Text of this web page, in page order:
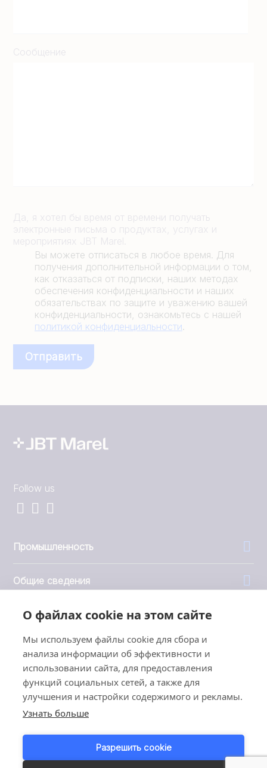
О файлах cookie на этом сайте
Мы используем файлы cookie для сбора и
анализа информации об эффективности и
использовании сайта, для предоставления
функций социальных сетей, а также для
улучшения и настройки содержимого и рекламы.
Узнать больше
Разрешить cookie
Сообщение
Да, я хотел бы время от времени получать
электронные письма о продуктах, услугах и
мероприятиях JBT Marel.
Вы можете отписаться в любое время. Для
получения дополнительной информации о том,
как отказаться от подписки, наших методах
обеспечения конфиденциальности и наших
обязательствах по защите и уважению вашей
конфиденциальности, ознакомьтесь с нашей
политикой конфиденциальности.
Follow us
Промышленность
Общие сведения
Компания
1999 - 2026 © JBT Marel
Условия эксплуатации
Политика конфиденциальности